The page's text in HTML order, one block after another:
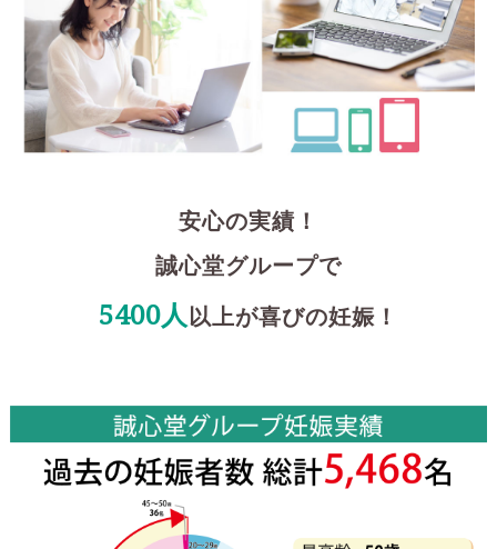
安心の実績！
誠心堂グループで
5400人以上が喜びの妊娠！